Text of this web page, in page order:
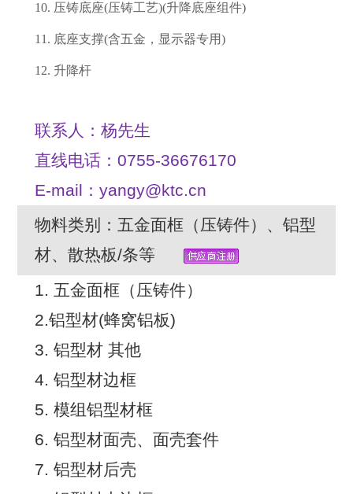
10. 压铸底座(压铸工艺)(升降底座组件)
11. 底座支撑(含五金，显示器专用)
12. 升降杆
联系人：杨先生
直线电话：0755-36676170
E-mail：yangy@ktc.cn
物料类别：五金面框（压铸件）、铝型
材、散热板/条等
1. 五金面框（压铸件）
2.铝型材(蜂窝铝板)
3. 铝型材 其他
4. 铝型材边框
5. 模组铝型材框
6. 铝型材面壳、面壳套件
7. 铝型材后壳